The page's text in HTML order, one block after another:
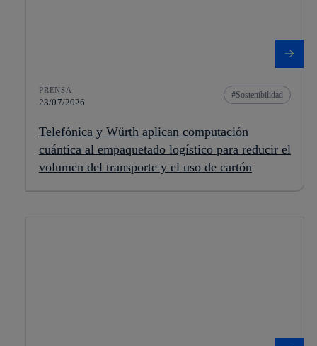
PRENSA
23/07/2026
Sostenibilidad
Telefónica y Würth aplican computación
cuántica al empaquetado logístico para reducir el
volumen del transporte y el uso de cartón